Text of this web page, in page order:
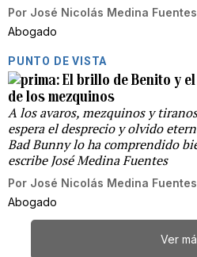
Por José Nicolás Medina Fuentes
Abogado
PUNTO DE VISTA
El brillo de Benito y
de los mezquinos
A los avaros, mezquinos y
espera el desprecio y olvido
Bad Bunny lo ha comprendido
escribe José Medina Fuentes
Por José Nicolás Medina Fuentes
Abogado
Ver